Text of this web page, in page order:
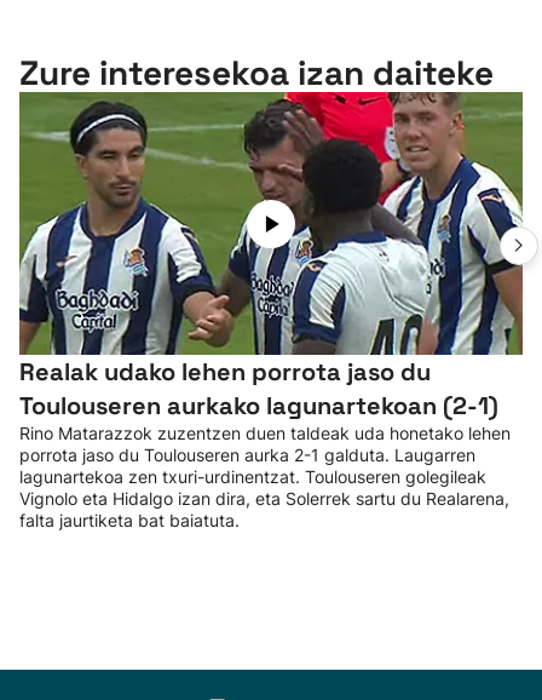
Zure interesekoa izan daiteke
Realak udako lehen porrota jaso du
Toulouseren aurkako lagunartekoan (2-1)
Rino Matarazzok zuzentzen duen taldeak uda honetako lehen
porrota jaso du Toulouseren aurka 2-1 galduta. Laugarren
lagunartekoa zen txuri-urdinentzat. Toulouseren golegileak
Vignolo eta Hidalgo izan dira, eta Solerrek sartu du Realarena,
falta jaurtiketa bat baiatuta.